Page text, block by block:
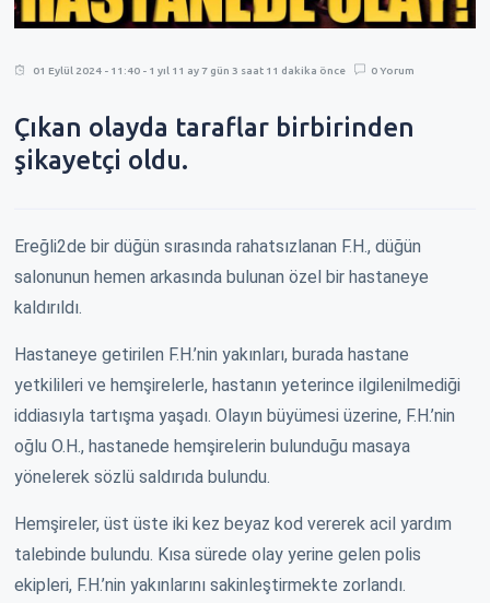
01 Eylül 2024 - 11:40 - 1 yıl 11 ay 7 gün 3 saat 11 dakika önce 0 Yorum
Çıkan olayda taraflar birbirinden
şikayetçi oldu.
Ereğli2de bir düğün sırasında rahatsızlanan F.H., düğün
salonunun hemen arkasında bulunan özel bir hastaneye
kaldırıldı.
Hastaneye getirilen F.H.’nin yakınları, burada hastane
yetkilileri ve hemşirelerle, hastanın yeterince ilgilenilmediği
iddiasıyla tartışma yaşadı. Olayın büyümesi üzerine, F.H.’nin
oğlu O.H., hastanede hemşirelerin bulunduğu masaya
yönelerek sözlü saldırıda bulundu.
Hemşireler, üst üste iki kez beyaz kod vererek acil yardım
talebinde bulundu. Kısa sürede olay yerine gelen polis
ekipleri, F.H.’nin yakınlarını sakinleştirmekte zorlandı.